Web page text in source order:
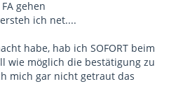
gehen
ich net....
habe, hab ich SOFORT beim
wie möglich die bestätigung zu
mich gar nicht getraut das